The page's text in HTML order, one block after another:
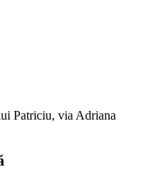
Patriciu, via Adriana